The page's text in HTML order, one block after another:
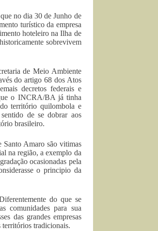
no dia 30 de Junho de
turístico da empresa
hoteleiro na Ilha de
sobrevivem
de Meio Ambiente
do artigo 68 dos Atos
decretos federais e
o INCRA/BA já tinha
território quilombola e
de se dobrar aos
brasileiro.
Santo Amaro são vitimas
na região, a exemplo da
ocasionadas pela
o principio da
do que se
comunidades para sua
das grandes empresas
territórios tradicionais.